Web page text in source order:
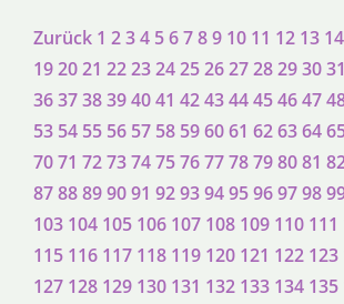
Zurück 1 234 56789 10 11 12 13 14
192021 22232425262728293031
363738394041 424344454647
53 54 55 56 57 58 596061 626364
7071 72737475767778798081
8788899091 92939495969798
103 104 105 106 107 108 109 110 111
115 116 117 118 119 120 121 122 123
127 128 129 130 131 132 133 134 135